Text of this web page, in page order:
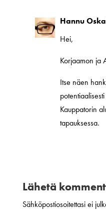
Hannu
Hei,
Korjaamon ja
Itse näen
Kauppatorin
tapauksessa.
Lähetä
Sähköpostiosoitettasi ei